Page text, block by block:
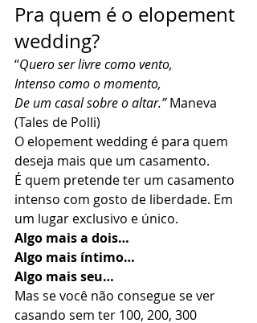
Pra quem é o elopement
wedding?
“Quero ser livre como vento,
Intenso como o momento,
De um casal sobre o altar.” Maneva
(Tales de Polli)
O elopement wedding é para quem
deseja mais que um casamento.
É quem pretende ter um casamento
intenso com gosto de liberdade. Em
um lugar exclusivo e único.
Algo mais a dois…
Algo mais íntimo…
Algo mais seu…
Mas se você não consegue se ver
casando sem ter 100, 200, 300